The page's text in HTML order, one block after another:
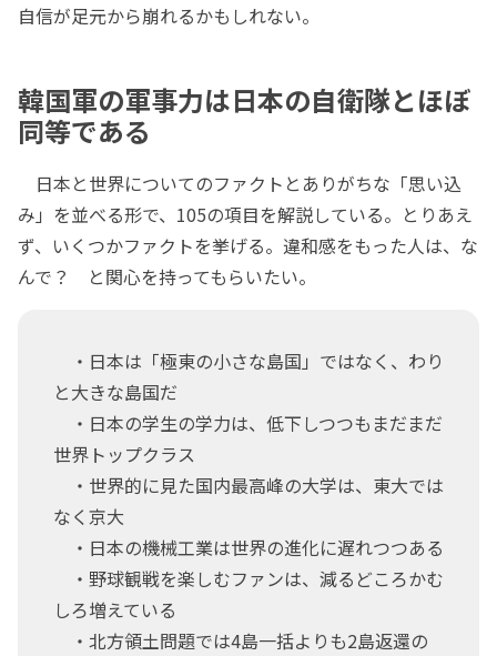
自信が足元から崩れるかもしれない。
韓国軍の軍事力は日本の自衛隊とほぼ
同等である
日本と世界についてのファクトとありがちな「思い込
み」を並べる形で、105の項目を解説している。とりあえ
ず、いくつかファクトを挙げる。違和感をもった人は、な
んで？ と関心を持ってもらいたい。
・日本は「極東の小さな島国」ではなく、わり
と大きな島国だ
・日本の学生の学力は、低下しつつもまだまだ
世界トップクラス
・世界的に見た国内最高峰の大学は、東大では
なく京大
・日本の機械工業は世界の進化に遅れつつある
・野球観戦を楽しむファンは、減るどころかむ
しろ増えている
・北方領土問題では4島一括よりも2島返還の